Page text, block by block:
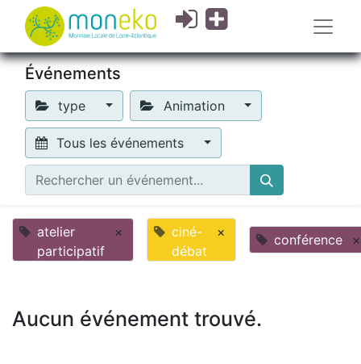
Événements
type Animation
Tous les événements
atelier
participatif
×
ciné-
débat
× conférence ×
Aucun événement trouvé.